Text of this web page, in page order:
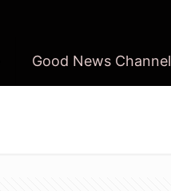
Good News Channel